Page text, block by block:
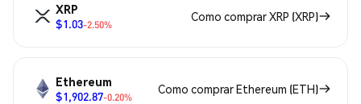
XRP
$1.03-2.50%
Como comprar XRP (XRP)
Ethereum
$1,902.87-0.20%
Como comprar Ethereum (ETH)